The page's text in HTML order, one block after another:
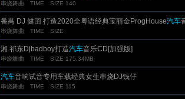
串烧舞曲 TIME SIZE 140
番禺 DJ 健囝 打造2020全粤语经典宝丽金ProgHouse汽车
串烧舞曲 TIME SIZE
湘.祁东Djbadboy打造汽车音乐CD[加强版]
串烧舞曲 TIME SIZE 175.34MB
汽车音响试音专用车载经典女生串烧DJ钱仔
串烧舞曲 TIME SIZE 115